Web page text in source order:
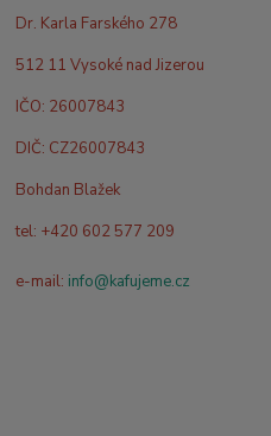
Dr. Karla Farského 278
512 11 Vysoké nad Jizerou
IČO: 26007843
DIČ: CZ26007843
Bohdan Blažek
tel: +420 602 577 209
e-mail: info@kafujeme.cz